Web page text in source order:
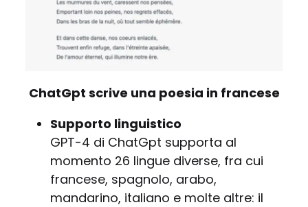
ChatGpt scrive una poesia in francese
Supporto linguistico
GPT-4 di ChatGpt supporta al
momento 26 lingue diverse, fra cui
francese, spagnolo, arabo,
mandarino, italiano e molte altre: il